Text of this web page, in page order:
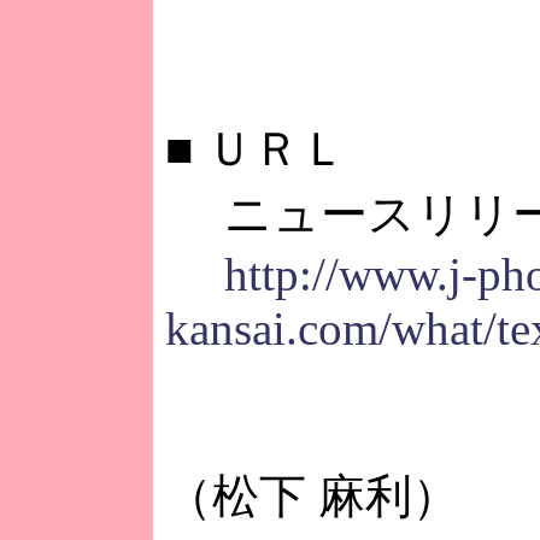
■ ＵＲＬ
ニュースリリ
http://www.j-
kansai.com/what/
（松下 麻利）